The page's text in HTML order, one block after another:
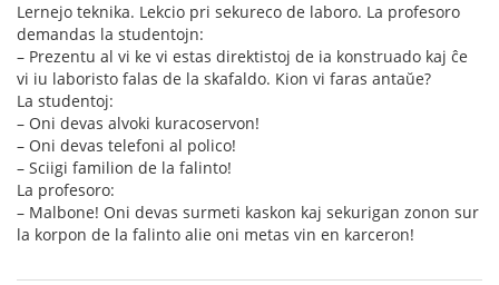
Lernejo teknika. Lekcio pri sekureco de laboro. La profesoro
demandas la studentojn:
– Prezentu al vi ke vi estas direktistoj de ia konstruado kaj ĉe
vi iu laboristo falas de la skafaldo. Kion vi faras antaŭe?
La studentoj:
– Oni devas alvoki kuracoservon!
– Oni devas telefoni al polico!
– Sciigi familion de la falinto!
La profesoro:
– Malbone! Oni devas surmeti kaskon kaj sekurigan zonon sur
la korpon de la falinto alie oni metas vin en karceron!